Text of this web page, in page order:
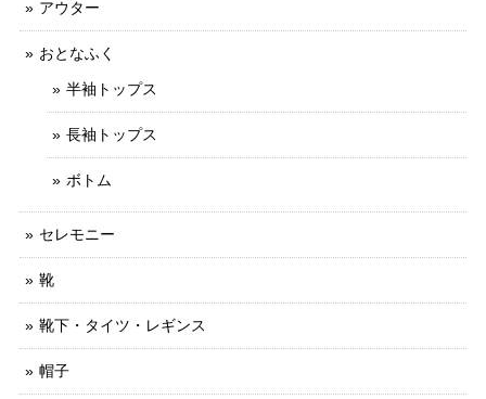
アウター
おとなふく
半袖トップス
長袖トップス
ボトム
セレモニー
靴
靴下・タイツ・レギンス
帽子